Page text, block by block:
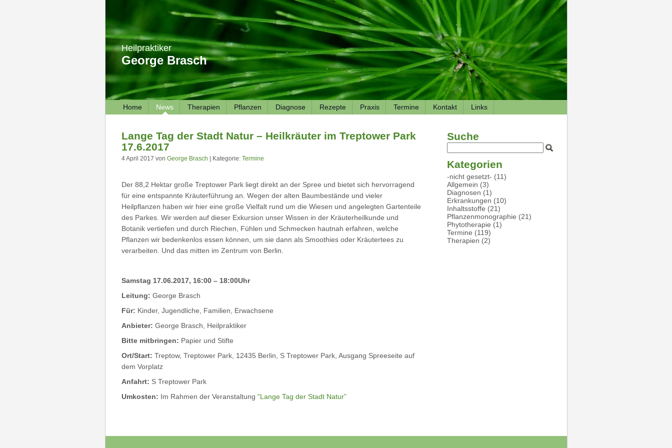
Heilpraktiker
George Brasch
Home News Therapien Pflanzen Diagnose Rezepte Praxis Termine Kontakt Links
Lange Tag der Stadt Natur – Heilkräuter im Treptower Park
17.6.2017
4 April 2017 von George Brasch | Kategorie: Termine
Der 88,2 Hektar große Treptower Park liegt direkt an der Spree und bietet sich hervorragend
für eine entspannte Kräuterführung an. Wegen der alten Baumbestände und vieler
Heilpflanzen haben wir hier eine große Vielfalt rund um die Wiesen und angelegten Gartenteile
des Parkes. Wir werden auf dieser Exkursion unser Wissen in der Kräuterheilkunde und
Botanik vertiefen und durch Riechen, Fühlen und Schmecken hautnah erfahren, welche
Pflanzen wir bedenkenlos essen können, um sie dann als Smoothies oder Kräutertees zu
verarbeiten. Und das mitten im Zentrum von Berlin.
Samstag 17.06.2017, 16:00 – 18:00Uhr
Leitung: George Brasch
Für: Kinder, Jugendliche, Familien, Erwachsene
Anbieter: George Brasch, Heilpraktiker
Bitte mitbringen: Papier und Stifte
Ort/Start: Treptow, Treptower Park, 12435 Berlin, S Treptower Park, Ausgang Spreeseite auf
dem Vorplatz
Anfahrt: S Treptower Park
Umkosten: Im Rahmen der Veranstaltung “Lange Tag der Stadt Natur”
Suche
Kategorien
-nicht gesetzt- (11)
Allgemein (3)
Diagnosen (1)
Erkrankungen (10)
Inhaltsstoffe (21)
Pflanzenmonographie (21)
Phytotherapie (1)
Termine (119)
Therapien (2)